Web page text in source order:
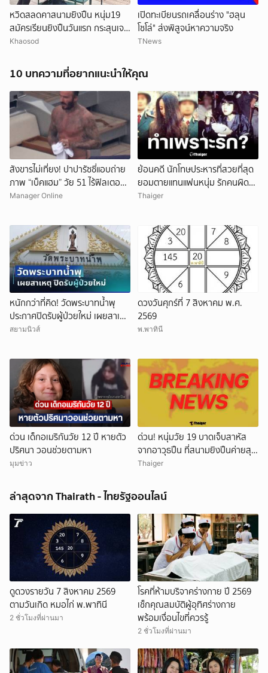
หวิดสลดคาสนามยิงปืน หนุ่ม19
สมัครเรียนยิงปืนวันแรก กระสุนเจาะ
ท้ายทอย เร่งยื้อชีวิต
Khaosod
เปิดทะเบียนรถเคลื่อนร่าง "ฮลุน
โซโล่" ส่งพิสูจน์หาความจริง
TNews
10 บทความที่อยากแนะนำให้คุณ
สังขารไม่เที่ยง! ปาปารัซซี่แอบถ่าย
ภาพ “เบ็คแฮม” วัย 51 ไร้ฟิลเตอร์
เผยให้เห็นผมบาง-ศีรษะล้าน
Manager Online
ย้อนคดี นักโทษประหารที่สวยที่สุด
ยอมตายแทนแฟนหนุ่ม รักคนผิด
ชีวิตดิ่งเหว
Thaiger
หนักกว่าที่คิด! วัดพระบาทน้ำพุ
ประกาศปิดรับผู้ป่วยใหม่ เผยสาเหตุ
สุดสะเทือนใจ
สยามนิวส์
ดวงวันศุกร์ที่ 7 สิงหาคม พ.ศ.
2569
พ.พาทินี
ด่วน เด็กอเมริกันวัย 12 ปี หายตัว
ปริศนา วอนช่วยตามหา
มุมข่าว
ด่วน! หนุ่มวัย 19 บาดเจ็บสาหัส
จากอาวุธปืน ที่สนามยิงปืนค่ายสุร
นารี โคราช ตำรวจเร่งสอบสาเหตุ
Thaiger
ล่าสุดจาก Thairath - ไทยรัฐออนไลน์
ดูดวงรายวัน 7 สิงหาคม 2569
ตามวันเกิด หมอไก่ พ.พาทินี
2 ชั่วโมงที่ผ่านมา
โรคที่ห้ามบริจาคร่างกาย ปี 2569
เช็กคุณสมบัติผู้อุทิศร่างกาย
พร้อมเงื่อนไขที่ควรรู้
2 ชั่วโมงที่ผ่านมา
ยกเลิก